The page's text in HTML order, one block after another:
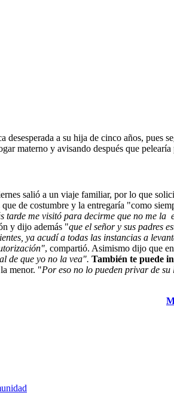
desesperada a su hija de cinco años,
materno y avisando después que
salió a un viaje familiar, por lo que
de costumbre y la entregaría "como
tarde me visitó para decirme que no me la
y dijo además "que el señor y sus padres
ya acudí a todas las instancias a
, compartió. Asimismo dijo que
de que yo no la vea". También te puede
menor. "Por eso no lo pueden privar de